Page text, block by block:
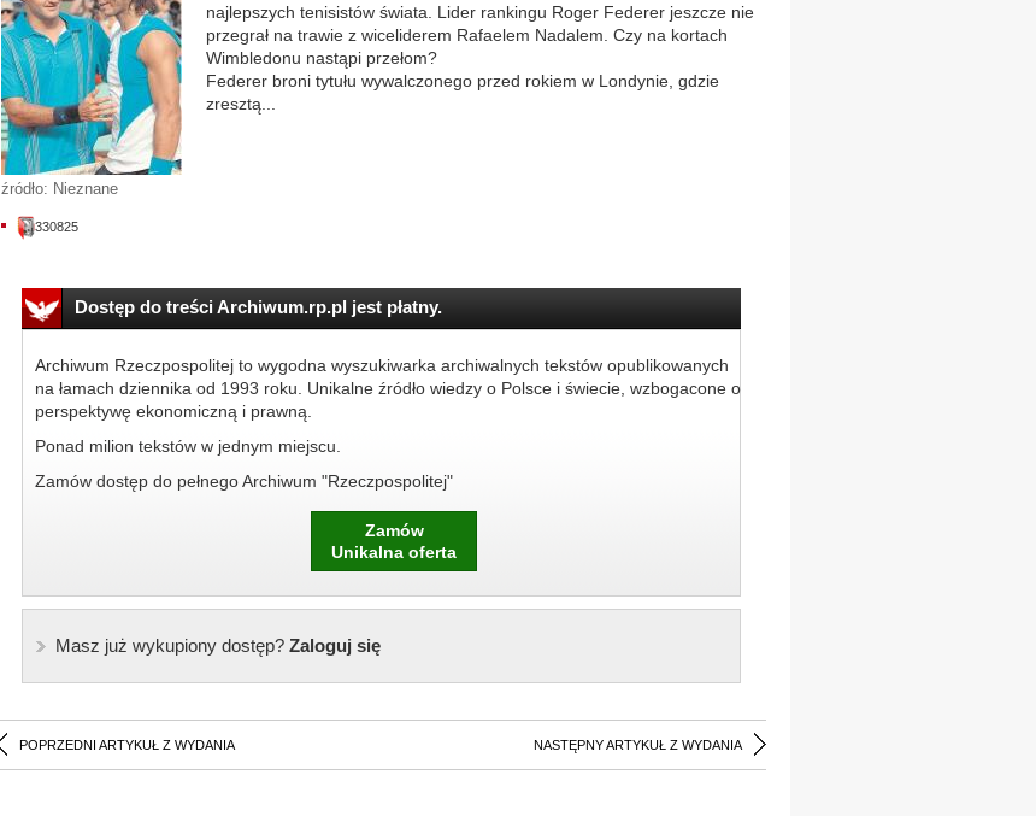
źródło: Nieznane
330825
najlepszych tenisistów świata. Lider rankingu Roger Federer jeszcze nie
przegrał na trawie z wiceliderem Rafaelem Nadalem. Czy na kortach
Wimbledonu nastąpi przełom?
Federer broni tytułu wywalczonego przed rokiem w Londynie, gdzie
zresztą...
Dostęp do treści Archiwum.rp.pl jest płatny.
Archiwum Rzeczpospolitej to wygodna wyszukiwarka archiwalnych tekstów opublikowanych
na łamach dziennika od 1993 roku. Unikalne źródło wiedzy o Polsce i świecie, wzbogacone o
perspektywę ekonomiczną i prawną.
Ponad milion tekstów w jednym miejscu.
Zamów dostęp do pełnego Archiwum "Rzeczpospolitej"
Zamów
Unikalna oferta
Masz już wykupiony dostęp?Zaloguj się
POPRZEDNI ARTYKUŁ Z WYDANIA NASTĘPNY ARTYKUŁ Z WYDANIA